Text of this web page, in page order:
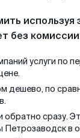
используя
без
услуги по
дешево, по
обратно сразу.
Петрозаводск в